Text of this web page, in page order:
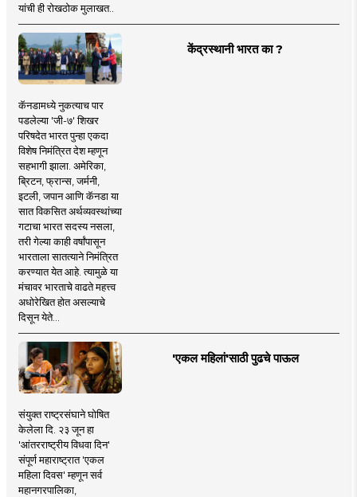
यांची ही रोखठोक मुलाखत..
केंद्रस्थानी भारत का ?
कॅनडामध्ये नुकत्याच पार
पडलेल्या 'जी-७' शिखर
परिषदेत भारत पुन्हा एकदा
विशेष निमंत्रित देश म्हणून
सहभागी झाला. अमेरिका,
ब्रिटन, फ्रान्स, जर्मनी,
इटली, जपान आणि कॅनडा या
सात विकसित अर्थव्यवस्थांच्या
गटाचा भारत सदस्य नसला,
तरी गेल्या काही वर्षांपासून
भारताला सातत्याने निमंत्रित
करण्यात येत आहे. त्यामुळे या
मंचावर भारताचे वाढते महत्त्व
अधोरेखित होत असल्याचे
दिसून येते...
'एकल महिलां'साठी पुढचे पाऊल
संयुक्त राष्ट्रसंघाने घोषित
केलेला दि. २३ जून हा
'आंतरराष्ट्रीय विधवा दिन'
संपूर्ण महाराष्ट्रात 'एकल
महिला दिवस' म्हणून सर्व
महानगरपालिका,